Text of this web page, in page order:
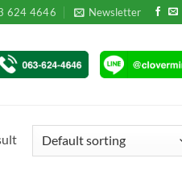
624 4646 Newsletter